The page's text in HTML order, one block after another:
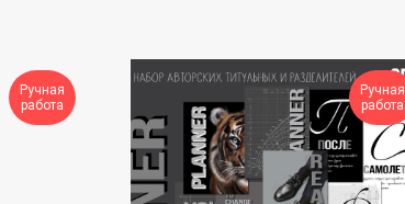
Ручная
работа
Ручная
работа